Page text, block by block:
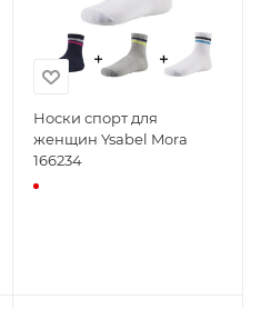
Носки спорт для
женщин Ysabel Mora
166234